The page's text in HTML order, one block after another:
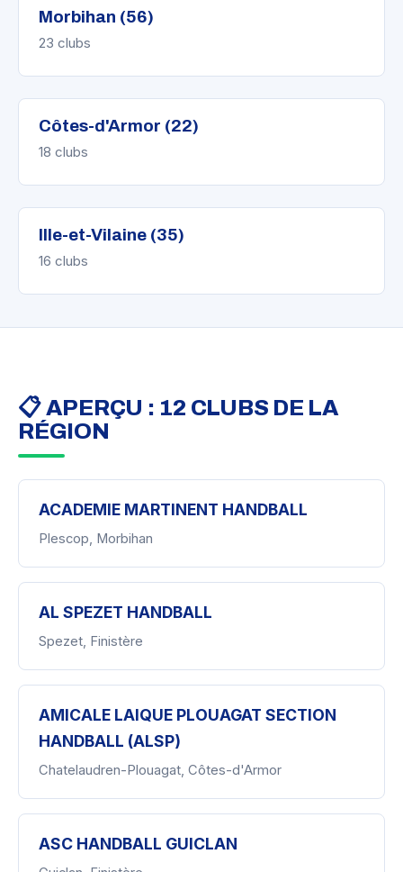
Morbihan (56)
23 clubs
Côtes-d'Armor (22)
18 clubs
Ille-et-Vilaine (35)
16 clubs
📋 APERÇU : 12 CLUBS DE LA
RÉGION
ACADEMIE MARTINENT HANDBALL
Plescop, Morbihan
AL SPEZET HANDBALL
Spezet, Finistère
AMICALE LAIQUE PLOUAGAT SECTION
HANDBALL (ALSP)
Chatelaudren-Plouagat, Côtes-d'Armor
ASC HANDBALL GUICLAN